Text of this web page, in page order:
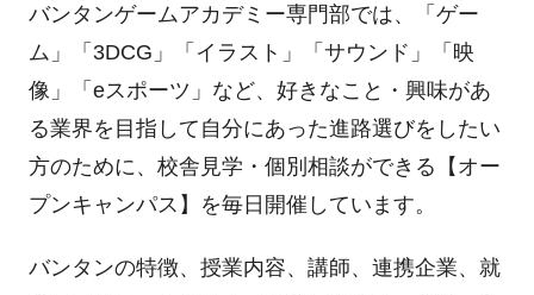
バンタンゲームアカデミー専門部では、「ゲー
ム」「3DCG」「イラスト」「サウンド」「映
像」「eスポーツ」など、好きなこと・興味があ
る業界を目指して自分にあった進路選びをしたい
方のために、校舎見学・個別相談ができる【オー
プンキャンパス】を毎日開催しています。
バンタンの特徴、授業内容、講師、連携企業、就